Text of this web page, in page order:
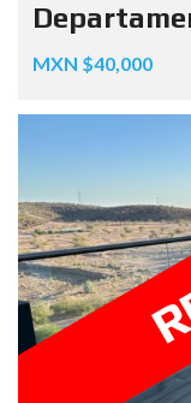
MXN $40,000